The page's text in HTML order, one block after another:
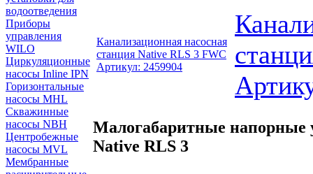
водоотведения
Приборы
управления
WILO
Циркуляционные
насосы Inline IPN
Горизонтальные
насосы MHL
Скважинные
насосы NBH
Центробежные
насосы MVL
Мембранные
Канализационная насосная
станция Native RLS 3 FWC
Артикул: 2459904
Малогабаритные напорные
Native RLS 3